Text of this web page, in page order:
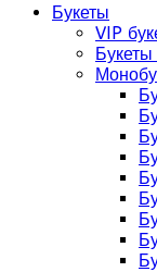
Букеты
VIP